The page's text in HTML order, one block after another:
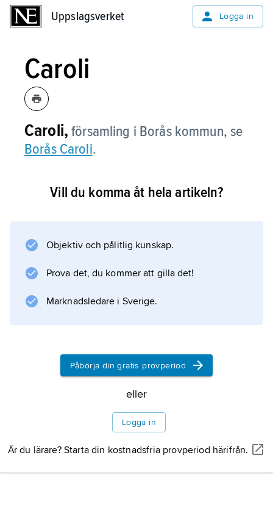
Uppslagsverket Logga in
Caroli
Caroli, församling i Borås kommun, se
Borås Caroli.
Vill du komma åt hela artikeln?
Objektiv och pålitlig kunskap.
Prova det, du kommer att gilla det!
Marknadsledare i Sverige.
Påbörja din gratis provperiod
eller
Logga in
Är du lärare? Starta din kostnadsfria provperiod härifrån.